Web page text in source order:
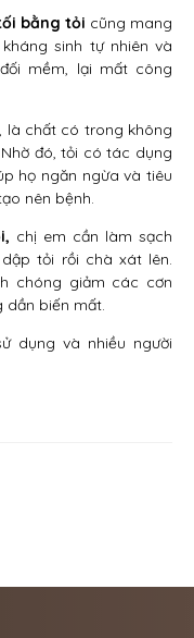
bằng tỏi cũng mang
sinh tự nhiên và
mềm, lại mất công
là chất có trong không
đó, tỏi có tác dụng
họ ngăn ngừa và tiêu
nên bệnh.
chị em cần làm sạch
tỏi rồi chà xát lên.
chóng giảm các cơn
dần biến mất.
dụng và nhiều người